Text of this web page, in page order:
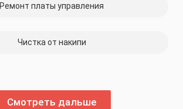
Ремонт платы управления
Чистка от накипи
Смотреть дальше